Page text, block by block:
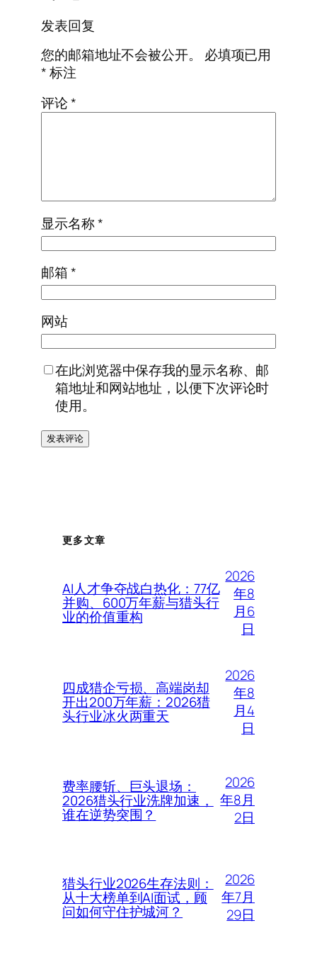
发表回复
您的邮箱地址不会被公开。
必填项已用
*标注
评论*
显示名称*
邮箱*
网站
在此浏览器中保存我的显示名称、邮
箱地址和网站地址，以便下次评论时
使用。
更多文章
AI人才争夺战白热化：77亿
并购、600万年薪与猎头行
业的价值重构
2026
年8
月6
日
四成猎企亏损、高端岗却
开出200万年薪：2026猎
头行业冰火两重天
2026
年8
月4
日
费率腰斩、巨头退场：
2026猎头行业洗牌加速，
谁在逆势突围？
2026
年8月
2日
猎头行业2026生存法则：
从十大榜单到AI面试，顾
问如何守住护城河？
2026
年7月
29日